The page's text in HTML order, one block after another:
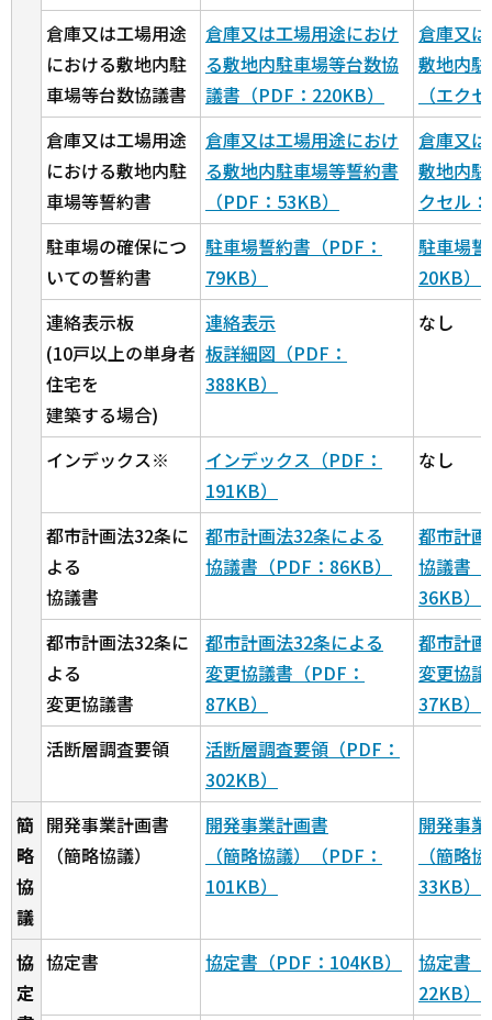
倉庫又は工場用途
における敷地内駐
車場等台数協議書
倉庫又は工場用途におけ
る敷地内駐車場等台数協
議書（PDF：220KB）
倉庫又
敷地内
（エク
倉庫又は工場用途
における敷地内駐
車場等誓約書
倉庫又は工場用途におけ
る敷地内駐車場等誓約書
（PDF：53KB）
倉庫又
敷地内
クセル
駐車場の確保につ
いての誓約書
駐車場誓約書（PDF：
79KB）
駐車場
20KB）
連絡表示板
(10戸以上の単身者
住宅を
建築する場合)
連絡表示
板詳細図（PDF：
388KB）
なし
インデックス※
インデックス（PDF：
191KB）
なし
都市計画法32条に
よる
協議書
都市計画法32条による
協議書（PDF：86KB）
都市計
協議書
36KB）
都市計画法32条に
よる
変更協議書
都市計画法32条による
変更協議書（PDF：
87KB）
都市計
変更協
37KB）
活断層調査要領
活断層調査要領（PDF：
302KB）
簡
略
協
議
開発事業計画書
（簡略協議）
開発事業計画書
（簡略協議）（PDF：
101KB）
開発事
（簡略
33KB）
協
定
協定書 協定書（PDF：104KB）
協定書
22KB）